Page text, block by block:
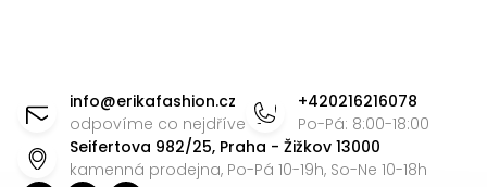
a
c
í
info@erikafashion.cz
odpovíme co nejdříve
+420216216078
Po-Pá: 8:00-18:00
Seifertova 982/25, Praha - Žižkov 13000
kamenná prodejna, Po-Pá 10-19h, So-Ne 10-18h